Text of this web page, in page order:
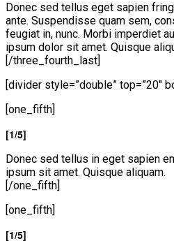
Donec sed tellus eget sapien
ante. Suspendisse quam sem,
feugiat in, nunc. Morbi imperdiet
ipsum dolor sit amet. Quisque
[/three_fourth_last]
[divider style=”double” top=”20″
[one_fifth]
[1/5]
Donec sed tellus in eget sapien
ipsum sit amet. Quisque aliquam.
[/one_fifth]
[one_fifth]
[1/5]